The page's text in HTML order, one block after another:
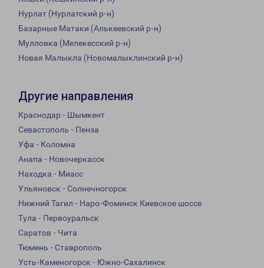
Нурлат (Нурлатский р-н)
Базарные Матаки (Алькеевский р-н)
Мулловка (Мелекесский р-н)
Новая Малыкла (Новомалыклинский р-н)
Другие направления
Краснодар - Шымкент
Севастополь - Пенза
Уфа - Коломна
Анапа - Новочеркасск
Находка - Миасс
Ульяновск - Солнечногорск
Нижний Тагил - Наро-Фоминск Киевское шоссе
Тула - Первоуральск
Саратов - Чита
Тюмень - Ставрополь
Усть-Каменогорск - Южно-Сахалинск